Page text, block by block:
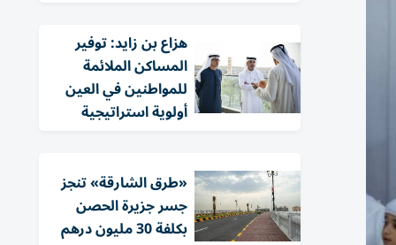
هزاع بن زايد: توفير
المساكن الملائمة
للمواطنين في العين
أولوية استراتيجية
«طرق الشارقة» تنجز
جسر جزيرة الحصن
بكلفة 30 مليون درهم